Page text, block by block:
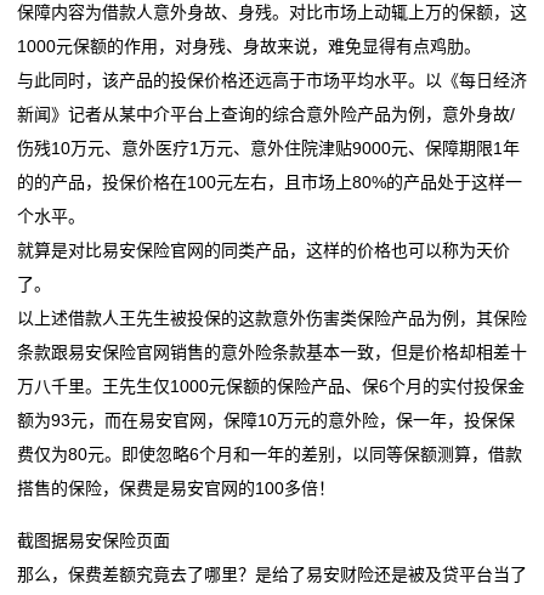
保障内容为借款人意外身故、身残。对比市场上动辄上万的保额，这
1000元保额的作用，对身残、身故来说，难免显得有点鸡肋。
与此同时，该产品的投保价格还远高于市场平均水平。以《每日经济
新闻》记者从某中介平台上查询的综合意外险产品为例，意外身故/
伤残10万元、意外医疗1万元、意外住院津贴9000元、保障期限1年
的的产品，投保价格在100元左右，且市场上80%的产品处于这样一
个水平。
就算是对比易安保险官网的同类产品，这样的价格也可以称为天价
了。
以上述借款人王先生被投保的这款意外伤害类保险产品为例，其保险
条款跟易安保险官网销售的意外险条款基本一致，但是价格却相差十
万八千里。王先生仅1000元保额的保险产品、保6个月的实付投保金
额为93元，而在易安官网，保障10万元的意外险，保一年，投保保
费仅为80元。即使忽略6个月和一年的差别，以同等保额测算，借款
搭售的保险，保费是易安官网的100多倍！
截图据易安保险页面
那么，保费差额究竟去了哪里？是给了易安财险还是被及贷平台当了